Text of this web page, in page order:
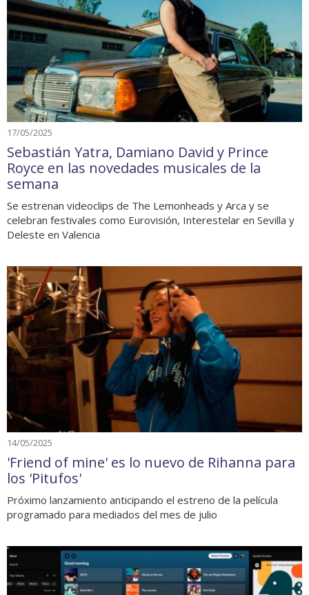
17/05/2025
Sebastián Yatra, Damiano David y Prince
Royce en las novedades musicales de la
semana
Se estrenan videoclips de The Lemonheads y Arca y se
celebran festivales como Eurovisión, Interestelar en Sevilla y
Deleste en Valencia
14/05/2025
'Friend of mine' es lo nuevo de Rihanna para
los 'Pitufos'
Próximo lanzamiento anticipando el estreno de la película
programado para mediados del mes de julio